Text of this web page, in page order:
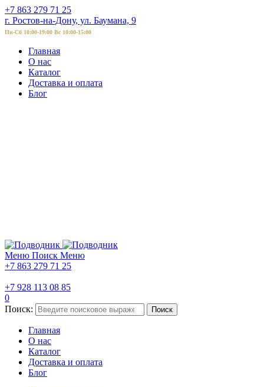
+7 863 279 71 25
г. Ростов-на-Дону, ул. Баумана, 9
Пн-Сб 10:00-19:00 Вс 10:00-15:00
Главная
О нас
Каталог
Доставка и оплата
Блог
Меню Поиск Меню
+7 863 279 71 25
+7 928 113 08 85
0
Поиск:
Поиск
Главная
О нас
Каталог
Доставка и оплата
Блог